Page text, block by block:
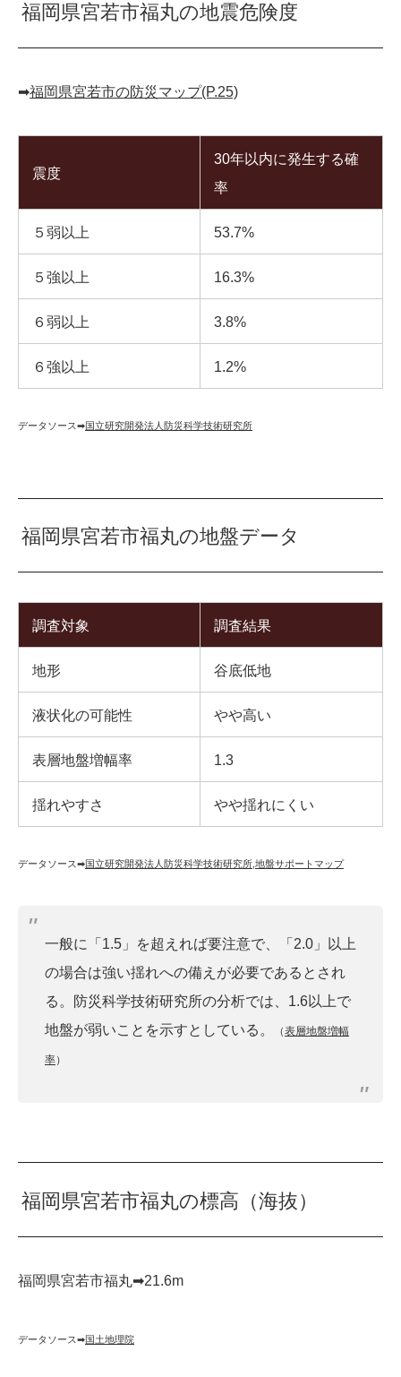
福岡県宮若市福丸の地震危険度
➡︎福岡県宮若市の防災マップ(P.25)
震度
30年以内に発生する確
率
５弱以上 53.7%
５強以上 16.3%
６弱以上 3.8%
６強以上 1.2%
データソース➡︎国立研究開発法人防災科学技術研究所
福岡県宮若市福丸の地盤データ
調査対象 調査結果
地形 谷底低地
液状化の可能性 やや高い
表層地盤増幅率 1.3
揺れやすさ やや揺れにくい
データソース➡︎国立研究開発法人防災科学技術研究所 地盤サポートマップ
一般に「1.5」を超えれば要注意で、「2.0」以上
の場合は強い揺れへの備えが必要であるとされ
る。防災科学技術研究所の分析では、1.6以上で
地盤が弱いことを示すとしている。
（表層地盤増幅
率）
福岡県宮若市福丸の標高（海抜）
福岡県宮若市福丸➡︎21.6m
データソース➡︎国土地理院